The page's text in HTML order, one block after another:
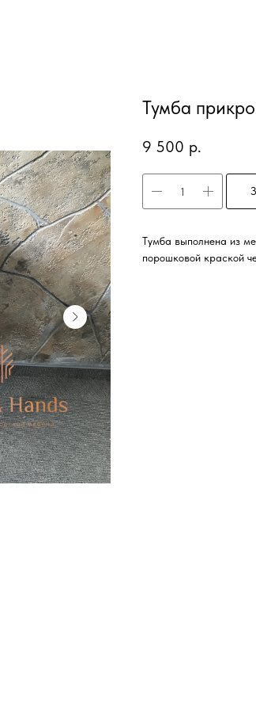
Тумба
9 500 р.
Тумба выполнена из
порошковой краской